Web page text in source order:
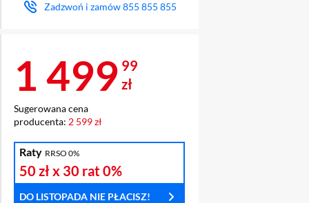
Zadzwoń i zamów855 855 855
Cena 1 499,99
1 499 99
zł
Sugerowana cena
producenta: 2 599 zł
Raty RRSO 0%
50 złx 30 rat0%
DO LISTOPADA NIE PŁACISZ!